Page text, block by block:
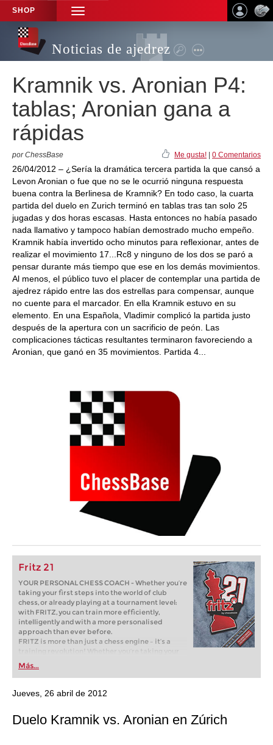
SHOP
TOGGLE
NAVIGATION
Noticias de ajedrez
Kramnik vs. Aronian P4:
tablas; Aronian gana a
rápidas
por ChessBase Me gusta! 0 Comentarios
26/04/2012 – ¿Sería la dramática tercera partida la que cansó a
Levon Aronian o fue que no se le ocurrió ninguna respuesta
buena contra la Berlinesa de Kramnik? En todo caso, la cuarta
partida del duelo en Zurich terminó en tablas tras tan solo 25
jugadas y dos horas escasas. Hasta entonces no había pasado
nada llamativo y tampoco habían demostrado mucho empeño.
Kramnik había invertido ocho minutos para reflexionar, antes de
realizar el movimiento 17...Rc8 y ninguno de los dos se paró a
pensar durante más tiempo que ese en los demás movimientos.
Al menos, el público tuvo el placer de contemplar una partida de
ajedrez rápido entre las dos estrellas para compensar, aunque
no cuente para el marcador. En ella Kramnik estuvo en su
elemento. En una Española, Vladimir complicó la partida justo
después de la apertura con un sacrificio de peón. Las
complicaciones tácticas resultantes terminaron favoreciendo a
Aronian, que ganó en 35 movimientos. Partida 4...
Fritz 21
YOUR PERSONAL CHESS COACH - Whether you’re
taking your first steps into the world of club
chess, or already playing at a tournament level:
with FRITZ, you can train more efficiently,
intelligently and with a more personalised
approach than ever before.
FRITZ is more than just a chess engine – it’s a
training revolution! Whether you’re taking your
first steps into the world of club chess, or already
playing at a tournament level: with FRITZ, you can
train more efficiently, intelligently and with a
more personalised approach than ever before.
Más...
Jueves, 26 abril de 2012
Duelo Kramnik vs. Aronian en Zúrich